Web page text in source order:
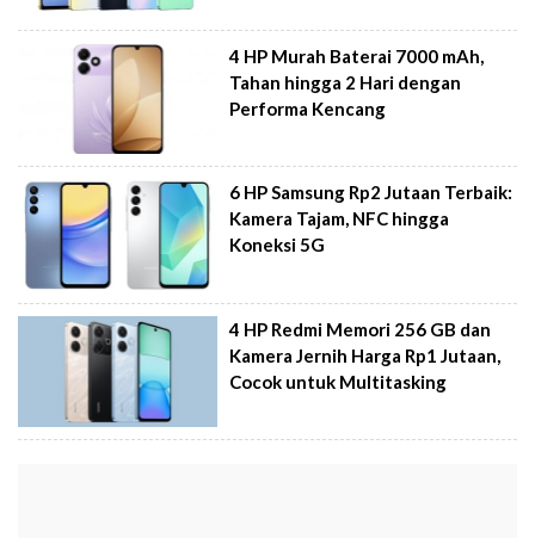
4 HP Murah Baterai 7000 mAh,
Tahan hingga 2 Hari dengan
Performa Kencang
6 HP Samsung Rp2 Jutaan Terbaik:
Kamera Tajam, NFC hingga
Koneksi 5G
4 HP Redmi Memori 256 GB dan
Kamera Jernih Harga Rp1 Jutaan,
Cocok untuk Multitasking